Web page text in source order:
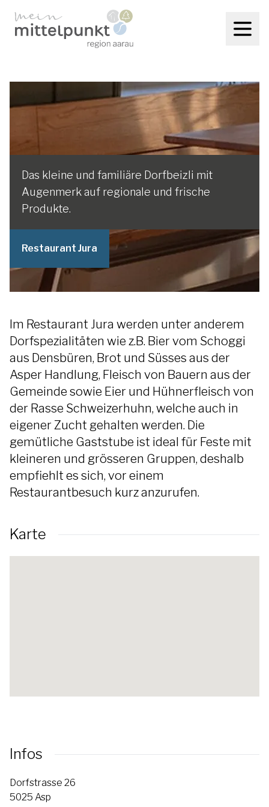
Das kleine und familiäre Dorfbeizli mit
Augenmerk auf regionale und frische
Produkte.
Restaurant Jura
Im Restaurant Jura werden unter anderem
Dorfspezialitäten wie z.B. Bier vom Schoggi
aus Densbüren, Brot und Süsses aus der
Asper Handlung, Fleisch von Bauern aus der
Gemeinde sowie Eier und Hühnerfleisch von
der Rasse Schweizerhuhn, welche auch in
eigener Zucht gehalten werden. Die
gemütliche Gaststube ist ideal für Feste mit
kleineren und grösseren Gruppen, deshalb
empfiehlt es sich, vor einem
Restaurantbesuch kurz anzurufen.
Karte
Infos
Dorfstrasse 26
5025 Asp